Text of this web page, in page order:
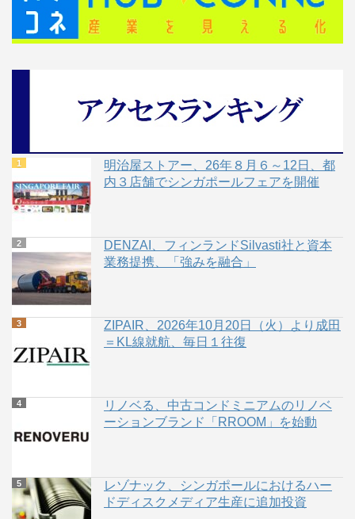
明治屋ストアー、26年８月６～12日、都
内３店舗でシンガポールフェアを開催
DENZAI、フィンランドSilvasti社と資本
業務提携、「強みを融合」
ZIPAIR、2026年10月20日（火）より成田
＝KL線就航、毎日１往復
リノベる、中古コンドミニアムのリノベ
ーションブランド「RROOM」を始動
レゾナック、シンガポールにおけるハー
ドディスクメディア生産に追加投資